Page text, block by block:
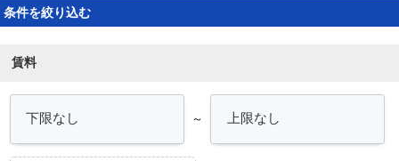
条件を絞り込む
賃料
～